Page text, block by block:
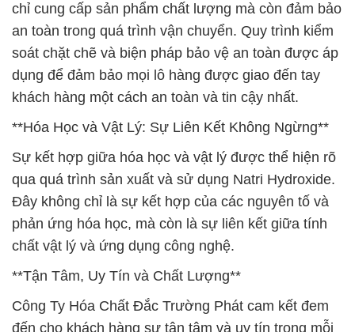
chỉ cung cấp sản phẩm chất lượng mà còn đảm bảo
an toàn trong quá trình vận chuyển. Quy trình kiểm
soát chặt chẽ và biện pháp bảo vệ an toàn được áp
dụng để đảm bảo mọi lô hàng được giao đến tay
khách hàng một cách an toàn và tin cậy nhất.
**Hóa Học và Vật Lý: Sự Liên Kết Không Ngừng**
Sự kết hợp giữa hóa học và vật lý được thể hiện rõ
qua quá trình sản xuất và sử dụng Natri Hydroxide.
Đây không chỉ là sự kết hợp của các nguyên tố và
phản ứng hóa học, mà còn là sự liên kết giữa tính
chất vật lý và ứng dụng công nghệ.
**Tận Tâm, Uy Tín và Chất Lượng**
Công Ty Hóa Chất Đắc Trường Phát cam kết đem
đến cho khách hàng sự tận tâm và uy tín trong mỗi